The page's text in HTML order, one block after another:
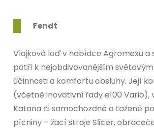
Fendt
Vlajková loď v nabídce Agromexu a
patří k nejobdivovanějším
účinnosti a komfortu obsluhy. Její
(včetně inovativní řady e100
Katana či samochozdné a tažené
pícniny – žací stroje Slicer,